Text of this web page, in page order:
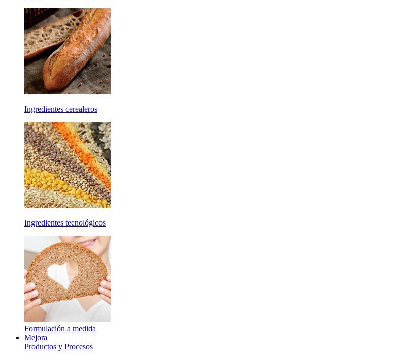
Ingredientes cerealeros
Ingredientes tecnológicos
Formulación a medida
Mejora
Productos y Procesos